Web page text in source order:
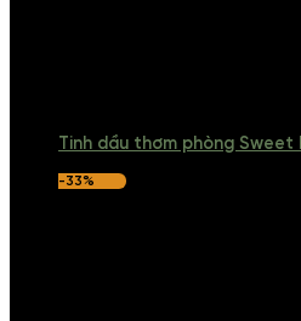
Tinh dầu thơm phòng Sweet
-33%